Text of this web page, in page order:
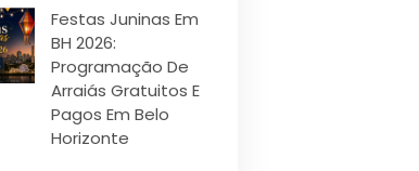
Festas Juninas Em
BH 2026:
Programação De
Arraiás Gratuitos E
Pagos Em Belo
Horizonte